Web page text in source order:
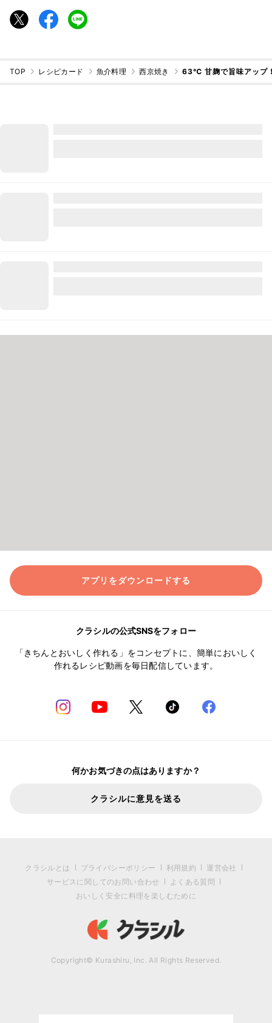
TOP レシピカード 魚介料理 西京焼き 63℃ 甘麹で旨味アップ
アプリをダウンロードする
クラシルの公式SNSをフォロー
「きちんとおいしく作れる」をコンセプトに、簡単においしく
作れるレシピ動画を毎日配信しています。
何かお気づきの点はありますか？
クラシルに意見を送る
クラシルとは プライバシーポリシー 利用規約
運営会社
サービスに関してのお問い合わせ
よくある質問
おいしく安全に料理を楽しむために
Copyright© Kurashiru, Inc. All Rights Reserved.